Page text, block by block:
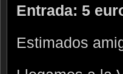
Entrada: 5
Estimados